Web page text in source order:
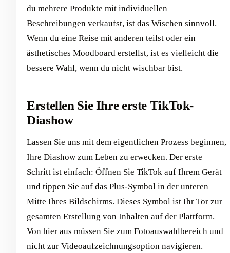
du mehrere Produkte mit individuellen
Beschreibungen verkaufst, ist das Wischen sinnvoll.
Wenn du eine Reise mit anderen teilst oder ein
ästhetisches Moodboard erstellst, ist es vielleicht die
bessere Wahl, wenn du nicht wischbar bist.
Erstellen Sie Ihre erste TikTok-
Diashow
Lassen Sie uns mit dem eigentlichen Prozess beginnen,
Ihre Diashow zum Leben zu erwecken. Der erste
Schritt ist einfach: Öffnen Sie TikTok auf Ihrem Gerät
und tippen Sie auf das Plus-Symbol in der unteren
Mitte Ihres Bildschirms. Dieses Symbol ist Ihr Tor zur
gesamten Erstellung von Inhalten auf der Plattform.
Von hier aus müssen Sie zum Fotoauswahlbereich und
nicht zur Videoaufzeichnungsoption navigieren.